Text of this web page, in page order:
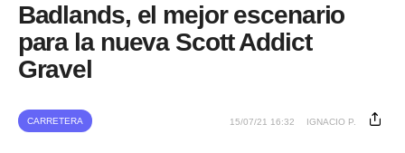
Badlands, el mejor escenario
para la nueva Scott Addict
Gravel
CARRETERA 15/07/21 16:32 IGNACIO P.